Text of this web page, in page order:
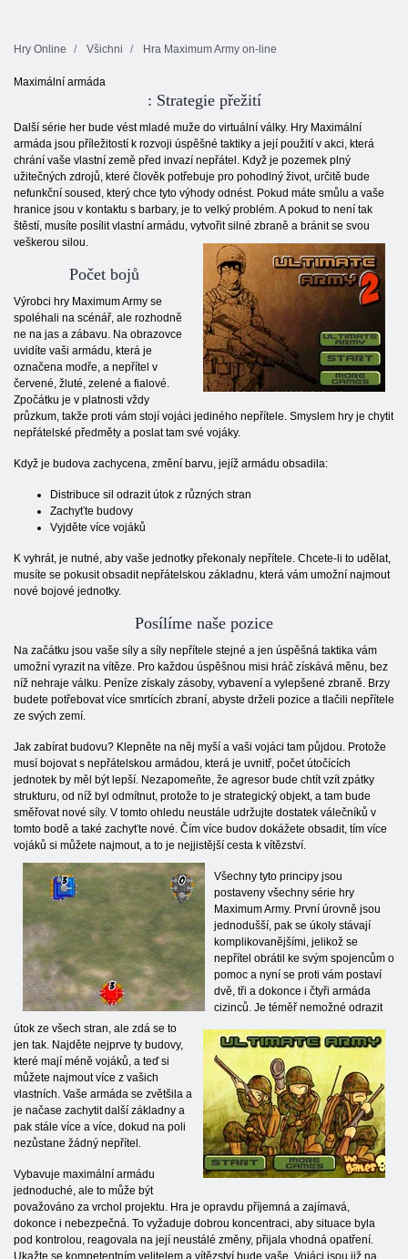
Hry Online Všichni Hra Maximum Army on-line
Maximální armáda
: Strategie přežití
Další série her bude vést mladé muže do virtuální války. Hry Maximální
armáda jsou příležitostí k rozvoji úspěšné taktiky a její použití v akci, která
chrání vaše vlastní země před invazí nepřátel. Když je pozemek plný
užitečných zdrojů, které člověk potřebuje pro pohodlný život, určitě bude
nefunkční soused, který chce tyto výhody odnést. Pokud máte smůlu a vaše
hranice jsou v kontaktu s barbary, je to velký problém. A pokud to není tak
štěstí, musíte posílit vlastní armádu, vytvořit silné zbraně a bránit se svou
veškerou silou.
Počet bojů
Výrobci hry Maximum Army se
spoléhali na scénář, ale rozhodně
ne na jas a zábavu. Na obrazovce
uvidíte vaši armádu, která je
označena modře, a nepřítel v
červené, žluté, zelené a fialové.
Zpočátku je v platnosti vždy
průzkum, takže proti vám stojí vojáci jediného nepřítele. Smyslem hry je chytit
nepřátelské předměty a poslat tam své vojáky.
Když je budova zachycena, změní barvu, jejíž armádu obsadila:
Distribuce sil odrazit útok z různých stran
Zachyťte budovy
Vyjděte více vojáků
K vyhrát, je nutné, aby vaše jednotky překonaly nepřítele. Chcete-li to udělat,
musíte se pokusit obsadit nepřátelskou základnu, která vám umožní najmout
nové bojové jednotky.
Posílíme naše pozice
Na začátku jsou vaše síly a síly nepřítele stejné a jen úspěšná taktika vám
umožní vyrazit na vítěze. Pro každou úspěšnou misi hráč získává měnu, bez
níž nehraje válku. Peníze získaly zásoby, vybavení a vylepšené zbraně. Brzy
budete potřebovat více smrtících zbraní, abyste drželi pozice a tlačili nepřítele
ze svých zemí.
Jak zabírat budovu? Klepněte na něj myší a vaši vojáci tam půjdou. Protože
musí bojovat s nepřátelskou armádou, která je uvnitř, počet útočících
jednotek by měl být lepší. Nezapomeňte, že agresor bude chtít vzít zpátky
strukturu, od níž byl odmítnut, protože to je strategický objekt, a tam bude
směřovat nové síly. V tomto ohledu neustále udržujte dostatek válečníků v
tomto bodě a také zachyťte nové. Čím více budov dokážete obsadit, tím více
vojáků si můžete najmout, a to je nejjistější cesta k vítězství.
Všechny tyto principy jsou
postaveny všechny série hry
Maximum Army. První úrovně jsou
jednodušší, pak se úkoly stávají
komplikovanějšími, jelikož se
nepřítel obrátil ke svým spojencům o
pomoc a nyní se proti vám postaví
dvě, tři a dokonce i čtyři armáda
cizinců. Je téměř nemožné odrazit
útok ze všech stran, ale zdá se to
jen tak. Najděte nejprve ty budovy,
které mají méně vojáků, a teď si
můžete najmout více z vašich
vlastních. Vaše armáda se zvětšila a
je načase zachytit další základny a
pak stále více a více, dokud na poli
nezůstane žádný nepřítel.
Vybavuje maximální armádu
jednoduché, ale to může být
považováno za vrchol projektu. Hra je opravdu příjemná a zajímavá,
dokonce i nebezpečná. To vyžaduje dobrou koncentraci, aby situace byla
pod kontrolou, reagovala na její neustálé změny, přijala vhodná opatření.